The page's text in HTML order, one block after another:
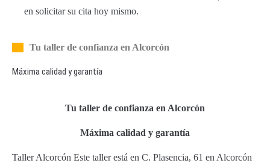
en solicitar su cita hoy mismo.
Tu taller de confianza en Alcorcón
Máxima calidad y garantía
Tu taller de confianza en Alcorcón
Máxima calidad y garantía
Taller Alcorcón Este taller está en C. Plasencia, 61 en Alcorcón